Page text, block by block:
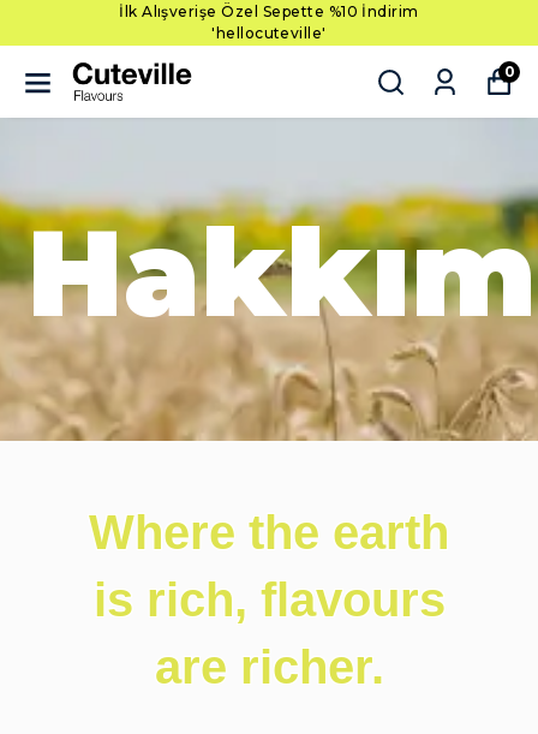
İlk Alışverişe Özel Sepette %10 İndirim
'hellocuteville'
0
Where the earth
is rich, flavours
are richer.